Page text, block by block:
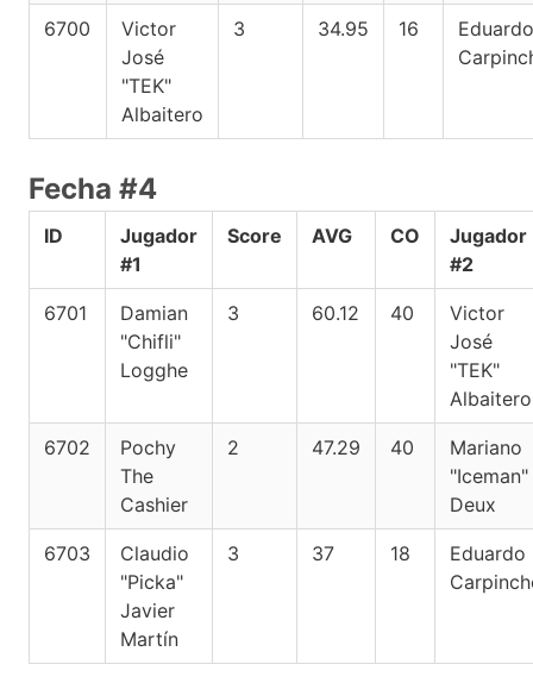
6700
Victor
José
"TEK"
Albaitero
3 34.95 16
Eduardo
Fecha #4
ID
Jugador
#1
Score AVG CO
Jugador
#2
6701
Damian
"Chifli"
Logghe
3 60.12 40
Victor
José
"TEK"
Albaitero
6702
Pochy
The
Cashier
2 47.29 40
Mariano
"Iceman"
Deux
6703
Claudio
"Picka"
Javier
Martín
3 37 18
Eduardo